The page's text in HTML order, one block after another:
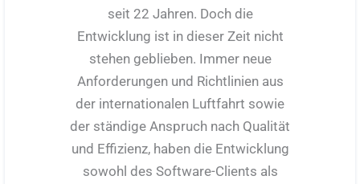
seit 22 Jahren. Doch die
Entwicklung ist in dieser Zeit nicht
stehen geblieben. Immer neue
Anforderungen und Richtlinien aus
der internationalen Luftfahrt sowie
der ständige Anspruch nach Qualität
und Effizienz, haben die Entwicklung
sowohl des Software-Clients als